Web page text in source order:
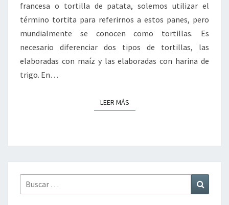
francesa o tortilla de patata, solemos utilizar el
término tortita para referirnos a estos panes, pero
mundialmente se conocen como tortillas. Es
necesario diferenciar dos tipos de tortillas, las
elaboradas con maíz y las elaboradas con harina de
trigo. En…
LEER MÁSLEER MÁS
Buscar
por: